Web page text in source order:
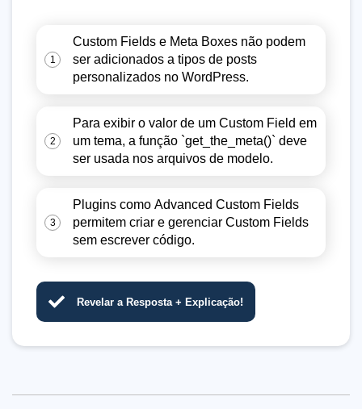
1
Custom Fields e Meta Boxes não podem
ser adicionados a tipos de posts
personalizados no WordPress.
2
Para exibir o valor de um Custom Field em
um tema, a função `get_the_meta()` deve
ser usada nos arquivos de modelo.
3
Plugins como Advanced Custom Fields
permitem criar e gerenciar Custom Fields
sem escrever código.
Revelar a Resposta + Explicação!